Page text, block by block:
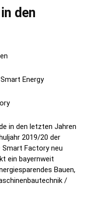
den
Energy
in den letzten Jahren
2019/20 der
Factory neu
ein bayernweit
Bauen,
/